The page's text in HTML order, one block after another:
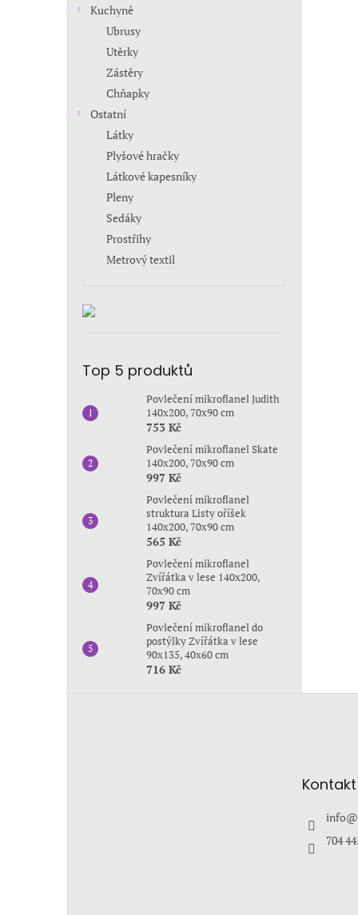
Kuchyně
Ubrusy
Utěrky
Zástěry
Chňapky
Ostatní
Látky
Plyšové hračky
Látkové kapesníky
Pleny
Sedáky
Prostřihy
Metrový textil
Top 5 produktů
Povlečení mikroflanel Judith
140x200, 70x90 cm
753 Kč
Povlečení mikroflanel Skate
140x200, 70x90 cm
997 Kč
Povlečení mikroflanel
struktura Listy oříšek
140x200, 70x90 cm
565 Kč
Povlečení mikroflanel
Zvířátka v lese 140x200,
70x90 cm
997 Kč
Povlečení mikroflanel do
postýlky Zvířátka v lese
90x135, 40x60 cm
716 Kč
Kontakt
info@
704